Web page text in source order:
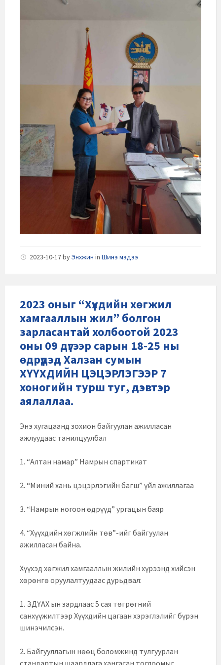
2023-10-17byЭнхжин in Шинэ мэдээ
2023 оныг “Хүүхдийн хөгжил
хамгааллын жил” болгон
зарласантай холбоотой 2023
оны 09 дүгээр сарын 18-25 ны
өдрүүдэд Халзан сумын
ХҮҮХДИЙН ЦЭЦЭРЛЭГЭЭР 7
хоногийн турш туг, дэвтэр
аялаллаа.
Энэ хугацаанд зохион байгуулан ажилласан
ажлуудаас танилцуулбал
1. “Алтан намар” Намрын спартикат
2. “Миний хань цэцэрлэгийн багш” үйл ажиллагаа
3. “Намрын ногоон өдрүүд” ургацын баяр
4. “Хүүхдийн хөгжлийн төв”-ийг байгуулан
ажилласан байна.
Хүүхэд хөгжил хамгааллын жилийн хүрээнд хийсэн
хөрөнгө оруулалтуудаас дурьдвал:
1. ЗДҮАХ ын зардлаас 5 сая төгрөгний
санхүүжилтээр Хүүхдийн цагаан хэрэглэлийг бүрэн
шинэчилсэн.
2. Байгууллагын нөөц боломжинд тулгуурлан